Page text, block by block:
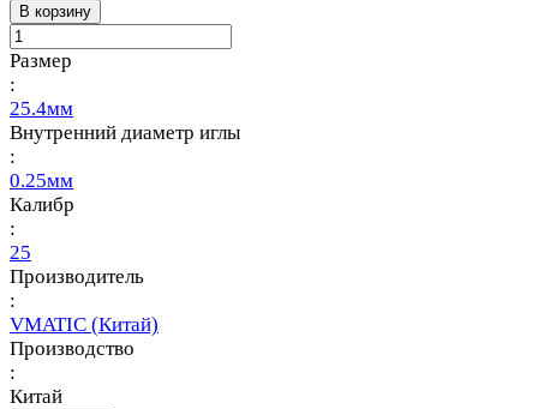
В корзину
Размер
:
25.4мм
Внутренний диаметр иглы
:
0.25мм
Калибр
:
25
Производитель
:
VMATIC (Китай)
Производство
:
Китай